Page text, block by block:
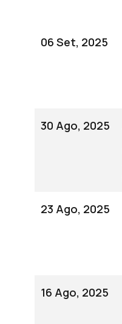
06 Set, 2025
30 Ago, 2025
23 Ago, 2025
16 Ago, 2025